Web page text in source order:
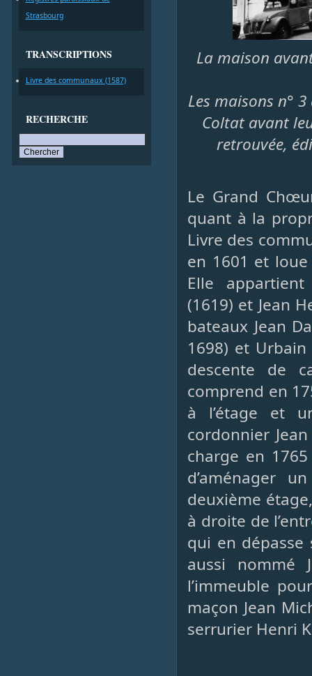
Strasbourg
TRANSCRIPTIONS
Livre des communaux (1587)
RECHERCHE
La maison
Les maisons n°
Coltat avant
retrouvée,
Le Grand
quant à la
Livre des
en 1601 et
Elle
(1619) et Jean
bateaux Jean
1698) et
descente de
comprend en
à l’étage et
cordonnier
charge en
d’aménager
deuxième
à droite de
qui en
aussi nommé
l’immeuble
maçon Jean
serrurier Henri